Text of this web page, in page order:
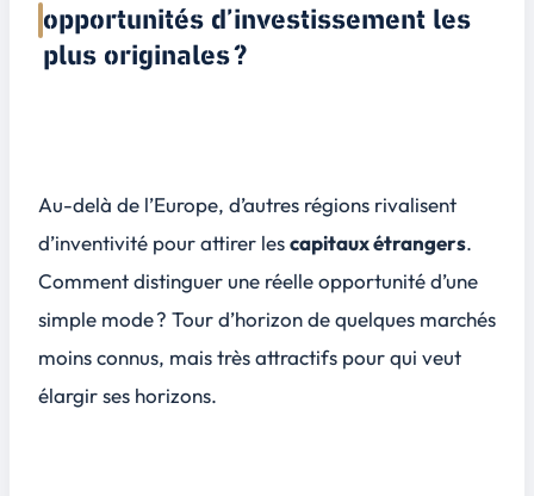
opportunités d’investissement les
plus originales ?
Au-delà de l’Europe, d’autres régions rivalisent
d’inventivité pour attirer lescapitaux étrangers.
Comment distinguer une réelle opportunité d’une
simple mode ? Tour d’horizon de quelques marchés
moins connus, mais très attractifs pour qui veut
élargir ses horizons.